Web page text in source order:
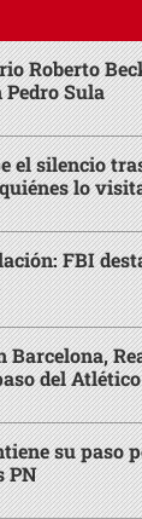
Roberto
Pedro Sula
el silencio
lo
FBI
Barcelona,
del Atlético
su paso
PN